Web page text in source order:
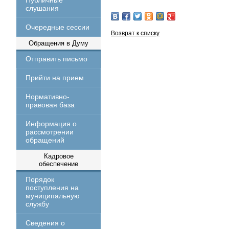
слушания
Очередные сессии
Обращения в Думу
Отправить письмо
Прийти на прием
Нормативно-
правовая база
Информация о
рассмотрении
обращений
Кадровое
обеспечение
Порядок
поступления на
муниципальную
службу
Сведения о
Возврат к списку